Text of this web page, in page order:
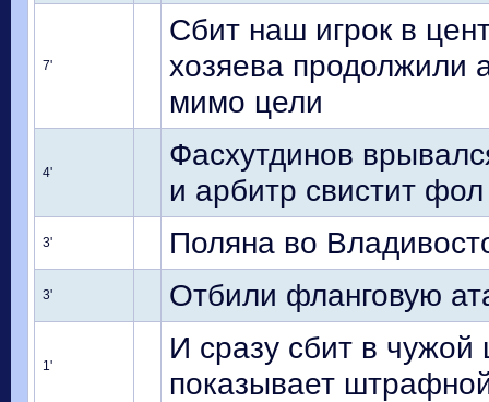
7'
Сбит наш игрок в
хозяева продолжили
мимо цели
4'
Фасхутдинов
и арбитр свистит фол
3' Поляна во
3' Отбили фланговую
1'
И сразу сбит в
показывает